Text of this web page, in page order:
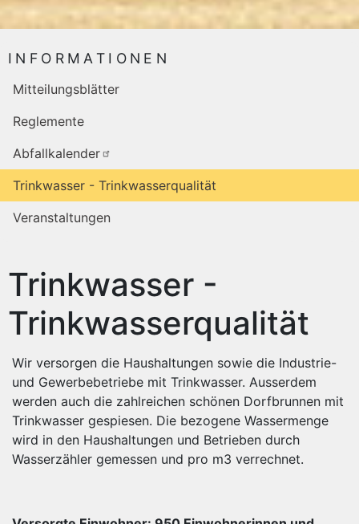
INFORMATIONEN
Mitteilungsblätter
Reglemente
Abfallkalender
Trinkwasser - Trinkwasserqualität
Veranstaltungen
Trinkwasser -
Trinkwasserqualität
Wir versorgen die Haushaltungen sowie die Industrie-
und Gewerbebetriebe mit Trinkwasser. Ausserdem
werden auch die zahlreichen schönen Dorfbrunnen mit
Trinkwasser gespiesen. Die bezogene Wassermenge
wird in den Haushaltungen und Betrieben durch
Wasserzähler gemessen und pro m3 verrechnet.